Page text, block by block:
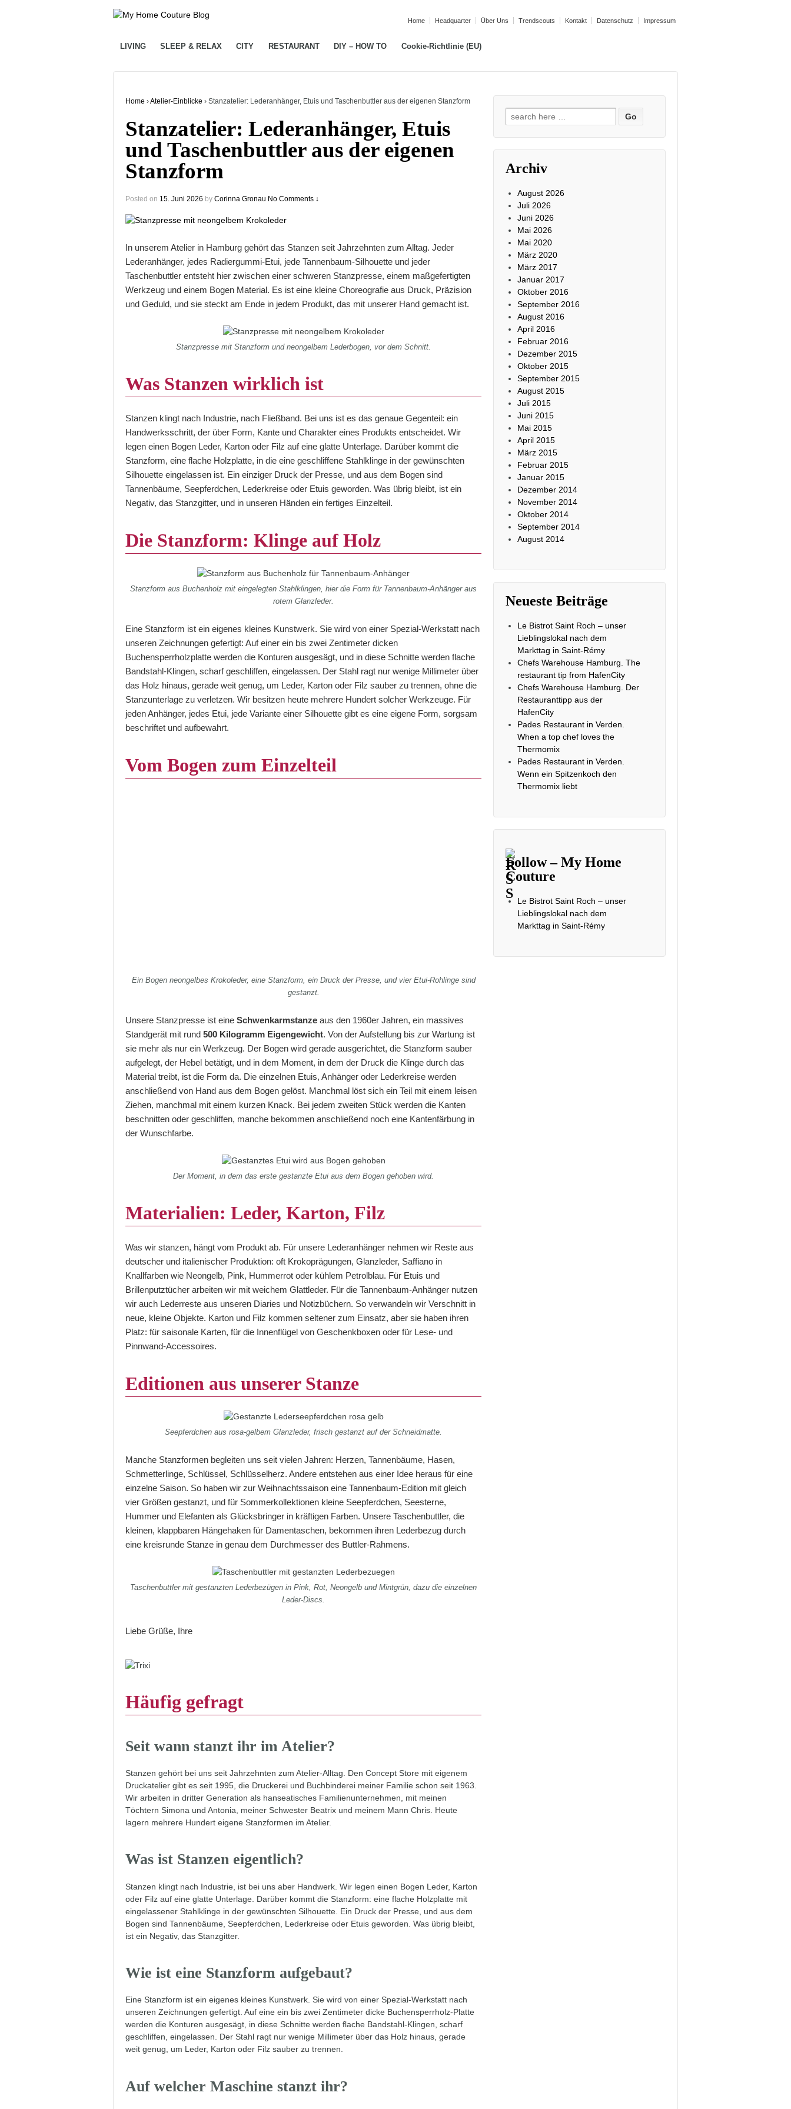
Home Headquarter Über Uns Trendscouts Kontakt Datenschutz Impressum
LIVING SLEEP & RELAX CITY RESTAURANT DIY – HOW TO Cookie-Richtlinie (EU)
Home ›Atelier-Einblicke › Stanzatelier: Lederanhänger, Etuis und Taschenbuttler aus der eigenen Stanzform
Stanzatelier: Lederanhänger, Etuis
und Taschenbuttler aus der eigenen
Stanzform
Posted on 15. Juni 2026 by Corinna Gronau No Comments ↓
In unserem Atelier in Hamburg gehört das Stanzen seit Jahrzehnten zum Alltag. Jeder
Lederanhänger, jedes Radiergummi-Etui, jede Tannenbaum-Silhouette und jeder
Taschenbuttler entsteht hier zwischen einer schweren Stanzpresse, einem maßgefertigten
Werkzeug und einem Bogen Material. Es ist eine kleine Choreografie aus Druck, Präzision
und Geduld, und sie steckt am Ende in jedem Produkt, das mit unserer Hand gemacht ist.
Stanzpresse mit Stanzform und neongelbem Lederbogen, vor dem Schnitt.
Was Stanzen wirklich ist
Stanzen klingt nach Industrie, nach Fließband. Bei uns ist es das genaue Gegenteil: ein
Handwerksschritt, der über Form, Kante und Charakter eines Produkts entscheidet. Wir
legen einen Bogen Leder, Karton oder Filz auf eine glatte Unterlage. Darüber kommt die
Stanzform, eine flache Holzplatte, in die eine geschliffene Stahlklinge in der gewünschten
Silhouette eingelassen ist. Ein einziger Druck der Presse, und aus dem Bogen sind
Tannenbäume, Seepferdchen, Lederkreise oder Etuis geworden. Was übrig bleibt, ist ein
Negativ, das Stanzgitter, und in unseren Händen ein fertiges Einzelteil.
Die Stanzform: Klinge auf Holz
Stanzform aus Buchenholz mit eingelegten Stahlklingen, hier die Form für Tannenbaum-Anhänger aus
rotem Glanzleder.
Eine Stanzform ist ein eigenes kleines Kunstwerk. Sie wird von einer Spezial-Werkstatt nach
unseren Zeichnungen gefertigt: Auf einer ein bis zwei Zentimeter dicken
Buchensperrholzplatte werden die Konturen ausgesägt, und in diese Schnitte werden flache
Bandstahl-Klingen, scharf geschliffen, eingelassen. Der Stahl ragt nur wenige Millimeter über
das Holz hinaus, gerade weit genug, um Leder, Karton oder Filz sauber zu trennen, ohne die
Stanzunterlage zu verletzen. Wir besitzen heute mehrere Hundert solcher Werkzeuge. Für
jeden Anhänger, jedes Etui, jede Variante einer Silhouette gibt es eine eigene Form, sorgsam
beschriftet und aufbewahrt.
Vom Bogen zum Einzelteil
Ein Bogen neongelbes Krokoleder, eine Stanzform, ein Druck der Presse, und vier Etui-Rohlinge sind
gestanzt.
Unsere Stanzpresse ist eine Schwenkarmstanze aus den 1960er Jahren, ein massives
Standgerät mit rund 500 Kilogramm Eigengewicht. Von der Aufstellung bis zur Wartung ist
sie mehr als nur ein Werkzeug. Der Bogen wird gerade ausgerichtet, die Stanzform sauber
aufgelegt, der Hebel betätigt, und in dem Moment, in dem der Druck die Klinge durch das
Material treibt, ist die Form da. Die einzelnen Etuis, Anhänger oder Lederkreise werden
anschließend von Hand aus dem Bogen gelöst. Manchmal löst sich ein Teil mit einem leisen
Ziehen, manchmal mit einem kurzen Knack. Bei jedem zweiten Stück werden die Kanten
beschnitten oder geschliffen, manche bekommen anschließend noch eine Kantenfärbung in
der Wunschfarbe.
Der Moment, in dem das erste gestanzte Etui aus dem Bogen gehoben wird.
Materialien: Leder, Karton, Filz
Was wir stanzen, hängt vom Produkt ab. Für unsere Lederanhänger nehmen wir Reste aus
deutscher und italienischer Produktion: oft Krokoprägungen, Glanzleder, Saffiano in
Knallfarben wie Neongelb, Pink, Hummerrot oder kühlem Petrolblau. Für Etuis und
Brillenputztücher arbeiten wir mit weichem Glattleder. Für die Tannenbaum-Anhänger nutzen
wir auch Lederreste aus unseren Diaries und Notizbüchern. So verwandeln wir Verschnitt in
neue, kleine Objekte. Karton und Filz kommen seltener zum Einsatz, aber sie haben ihren
Platz: für saisonale Karten, für die Innenflügel von Geschenkboxen oder für Lese- und
Pinnwand-Accessoires.
Editionen aus unserer Stanze
Seepferdchen aus rosa-gelbem Glanzleder, frisch gestanzt auf der Schneidmatte.
Manche Stanzformen begleiten uns seit vielen Jahren: Herzen, Tannenbäume, Hasen,
Schmetterlinge, Schlüssel, Schlüsselherz. Andere entstehen aus einer Idee heraus für eine
einzelne Saison. So haben wir zur Weihnachtssaison eine Tannenbaum-Edition mit gleich
vier Größen gestanzt, und für Sommerkollektionen kleine Seepferdchen, Seesterne,
Hummer und Elefanten als Glücksbringer in kräftigen Farben. Unsere Taschenbuttler, die
kleinen, klappbaren Hängehaken für Damentaschen, bekommen ihren Lederbezug durch
eine kreisrunde Stanze in genau dem Durchmesser des Buttler-Rahmens.
Taschenbuttler mit gestanzten Lederbezügen in Pink, Rot, Neongelb und Mintgrün, dazu die einzelnen
Leder-Discs.
Liebe Grüße, Ihre
Häufig gefragt
Seit wann stanzt ihr im Atelier?
Stanzen gehört bei uns seit Jahrzehnten zum Atelier-Alltag. Den Concept Store mit eigenem
Druckatelier gibt es seit 1995, die Druckerei und Buchbinderei meiner Familie schon seit 1963.
Wir arbeiten in dritter Generation als hanseatisches Familienunternehmen, mit meinen
Töchtern Simona und Antonia, meiner Schwester Beatrix und meinem Mann Chris. Heute
lagern mehrere Hundert eigene Stanzformen im Atelier.
Was ist Stanzen eigentlich?
Stanzen klingt nach Industrie, ist bei uns aber Handwerk. Wir legen einen Bogen Leder, Karton
oder Filz auf eine glatte Unterlage. Darüber kommt die Stanzform: eine flache Holzplatte mit
eingelassener Stahlklinge in der gewünschten Silhouette. Ein Druck der Presse, und aus dem
Bogen sind Tannenbäume, Seepferdchen, Lederkreise oder Etuis geworden. Was übrig bleibt,
ist ein Negativ, das Stanzgitter.
Wie ist eine Stanzform aufgebaut?
Eine Stanzform ist ein eigenes kleines Kunstwerk. Sie wird von einer Spezial-Werkstatt nach
unseren Zeichnungen gefertigt. Auf eine ein bis zwei Zentimeter dicke Buchensperrholz-Platte
werden die Konturen ausgesägt, in diese Schnitte werden flache Bandstahl-Klingen, scharf
geschliffen, eingelassen. Der Stahl ragt nur wenige Millimeter über das Holz hinaus, gerade
weit genug, um Leder, Karton oder Filz sauber zu trennen.
Auf welcher Maschine stanzt ihr?
Search
for:
Archiv
August 2026
Juli 2026
Juni 2026
Mai 2026
Mai 2020
März 2020
März 2017
Januar 2017
Oktober 2016
September 2016
August 2016
April 2016
Februar 2016
Dezember 2015
Oktober 2015
September 2015
August 2015
Juli 2015
Juni 2015
Mai 2015
April 2015
März 2015
Februar 2015
Januar 2015
Dezember 2014
November 2014
Oktober 2014
September 2014
August 2014
Neueste Beiträge
Le Bistrot Saint Roch – unser
Lieblingslokal nach dem
Markttag in Saint-Rémy
Chefs Warehouse Hamburg. The
restaurant tip from HafenCity
Chefs Warehouse Hamburg. Der
Restauranttipp aus der
HafenCity
Pades Restaurant in Verden.
When a top chef loves the
Thermomix
Pades Restaurant in Verden.
Wenn ein Spitzenkoch den
Thermomix liebt
Follow – My Home
Couture
Le Bistrot Saint Roch – unser
Lieblingslokal nach dem
Markttag in Saint-Rémy